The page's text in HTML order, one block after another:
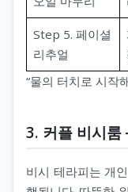
Step 5. 페이셜
리추얼
“물의 터치로 시작
3. 커플 비시
비시 테라피는 개